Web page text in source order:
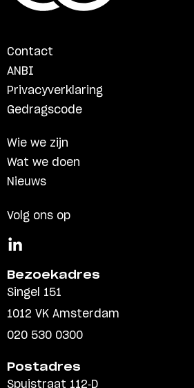
Contact
ANBI
Privacyverklaring
Gedragscode
Wie we zijn
Wat we doen
Nieuws
Volg ons op
Bezoekadres
Singel 151
1012 VK Amsterdam
020 530 0300
Postadres
Spuistraat 112-D